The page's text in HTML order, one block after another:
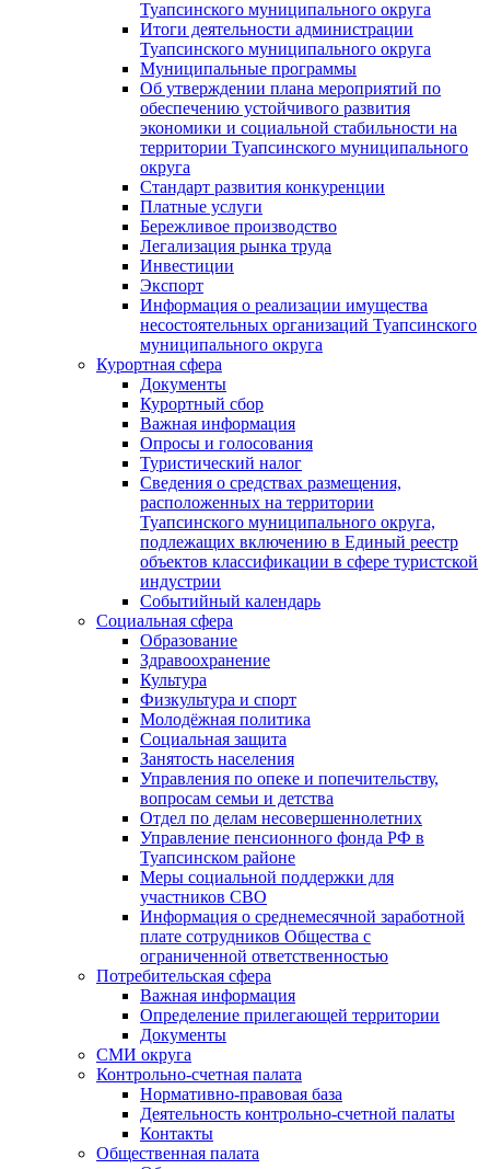
Туапсинского муниципального округа
Итоги деятельности администрации
Туапсинского муниципального округа
Муниципальные программы
Об утверждении плана мероприятий по
обеспечению устойчивого развития
экономики и социальной стабильности на
территории Туапсинского муниципального
округа
Стандарт развития конкуренции
Платные услуги
Бережливое производство
Легализация рынка труда
Инвестиции
Экспорт
Информация о реализации имущества
несостоятельных организаций Туапсинского
муниципального округа
Курортная сфера
Документы
Курортный сбор
Важная информация
Опросы и голосования
Туристический налог
Сведения о средствах размещения,
расположенных на территории
Туапсинского муниципального округа,
подлежащих включению в Единый реестр
объектов классификации в сфере туристской
индустрии
Событийный календарь
Социальная сфера
Образование
Здравоохранение
Культура
Физкультура и спорт
Молодёжная политика
Социальная защита
Занятость населения
Управления по опеке и попечительству,
вопросам семьи и детства
Отдел по делам несовершеннолетних
Управление пенсионного фонда РФ в
Туапсинском районе
Меры социальной поддержки для
участников СВО
Информация о среднемесячной заработной
плате сотрудников Общества с
ограниченной ответственностью
Потребительская сфера
Важная информация
Определение прилегающей территории
Документы
СМИ округа
Контрольно-счетная палата
Нормативно-правовая база
Деятельность контрольно-счетной палаты
Контакты
Общественная палата